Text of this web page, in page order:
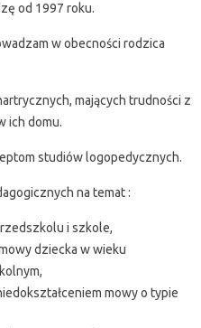
od 1997 roku.
w obecności rodzica
mających trudności z
ich domu.
studiów logopedycznych.
na temat :
i szkole,
dziecka w wieku
mowy o typie